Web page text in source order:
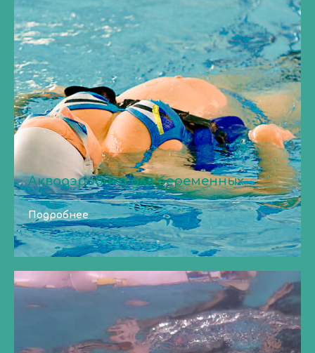
Аквааэробика для беременных
Подробнее